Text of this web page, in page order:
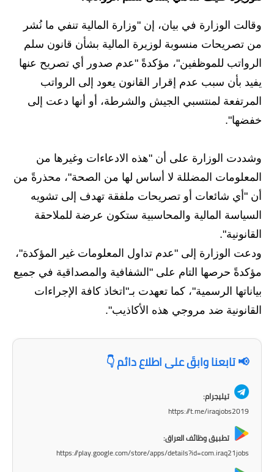
الاخبار الاقتصادية
الاخبار الرياضية
المدارس
اخبار وقرارات وزارة التربية
المرحلة الابتدائية
المرحلة المتوسطة
المرحلة الاعدادية
اسئلة وزارية
المرحلة الابتدائية
المرحلة المتوسطة
مرشحات
وقالت الوزارة في بيان، إن "وزارة المالية تنفي ما نُشر
من تصريحات منسوبة لوزيرة المالية بشأن قانون سلم
الرواتب للموظفين"، مؤكدةً "عدم صدور أي تصريح عنها
يفيد بأن سبب عدم إقرار القانون يعود إلى الرواتب
المرتفعة لمنتسبي الجيش والشرطة، أو أنها دعت إلى
خفضها".
وشددت الوزارة على أن "هذه الادعاءات وغيرها من
المعلومات المضللة لا أساس لها من الصحة"، محذرةً من
أن "أي شائعات أو تصريحات ملفقة تهدف إلى تشويه
السياسة المالية والمحاسبية ستكون عرضة للملاحقة
القانونية".
ودعت الوزارة إلى "عدم تداول المعلومات غير المؤكدة"،
مؤكدةً حرصها التام على "الشفافية والمصداقية في جميع
بياناتها الرسمية"، كما تعهدت بـ"اتخاذ كافة الإجراءات
القانونية ضد مروجي هذه الأكاذيب".
📢 تابعنا وابقَ على اطلاع دائم 👇
تيليجرام:
https://t.me/iraqjobs2019
تطبيق وظائف العراق:
https://play.google.com/store/apps/details?id=com.iraq21jobs